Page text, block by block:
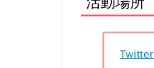
Twitter